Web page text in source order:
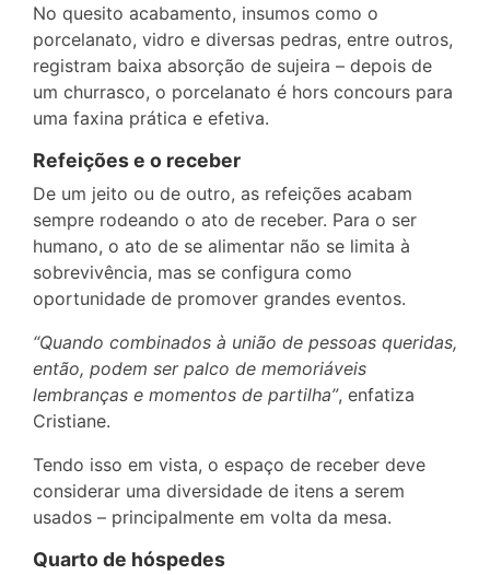
No quesito acabamento, insumos como o
porcelanato, vidro e diversas pedras, entre outros,
registram baixa absorção de sujeira – depois de
um churrasco, o porcelanato é hors concours para
uma faxina prática e efetiva.
Refeições e o receber
De um jeito ou de outro, as refeições acabam
sempre rodeando o ato de receber. Para o ser
humano, o ato de se alimentar não se limita à
sobrevivência, mas se configura como
oportunidade de promover grandes eventos.
“Quando combinados à união de pessoas queridas,
então, podem ser palco de memoriáveis
lembranças e momentos de partilha”, enfatiza
Cristiane.
Tendo isso em vista, o espaço de receber deve
considerar uma diversidade de itens a serem
usados – principalmente em volta da mesa.
Quarto de hóspedes